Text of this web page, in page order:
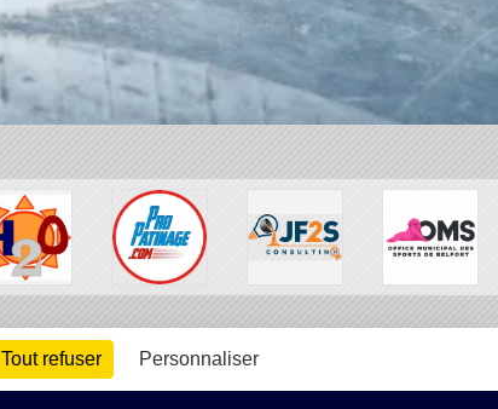
Tout refuser Personnaliser